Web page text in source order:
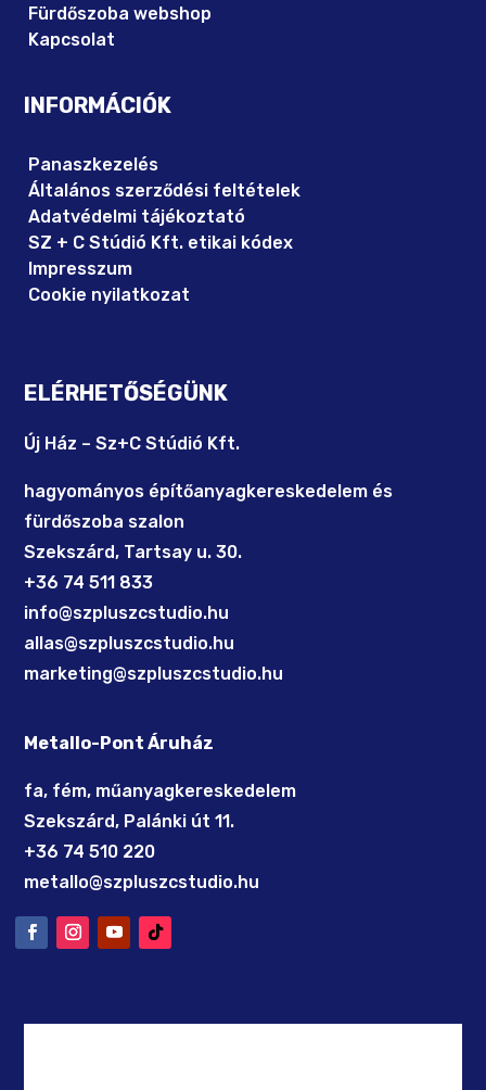
Fürdőszoba webshop
Kapcsolat
INFORMÁCIÓK
Panaszkezelés
Általános szerződési feltételek
Adatvédelmi tájékoztató
SZ + C Stúdió Kft. etikai kódex
Impresszum
Cookie nyilatkozat
ELÉRHETŐSÉGÜNK
Új Ház – Sz+C Stúdió Kft.
hagyományos építőanyagkereskedelem és
fürdőszoba szalon
Szekszárd, Tartsay u. 30.
+36 74 511 833
info@szpluszcstudio.hu
allas@szpluszcstudio.hu
marketing@szpluszcstudio.hu
Metallo-Pont Áruház
fa, fém, műanyagkereskedelem
Szekszárd, Palánki út 11.
+36 74 510 220
metallo@szpluszcstudio.hu